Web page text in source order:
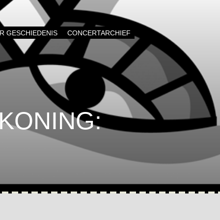
GESCHIEDENIS CONCERTARCHIEF